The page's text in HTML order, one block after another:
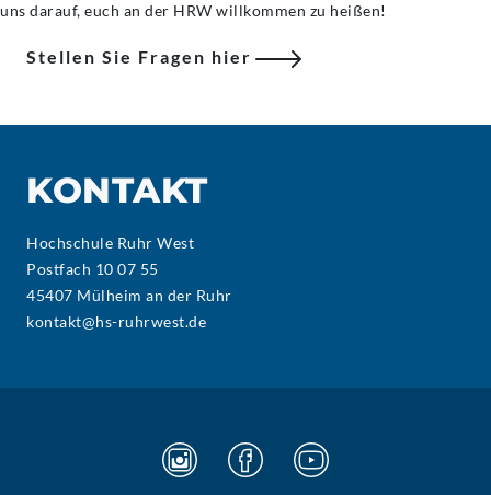
uns darauf, euch an der HRW willkommen zu heißen!
Stellen Sie Fragen hier
KONTAKT
Hochschule Ruhr West
Postfach 10 07 55
45407 Mülheim an der Ruhr
kontakt@hs-ruhrwest.de